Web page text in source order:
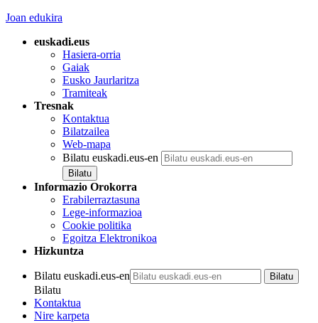
Joan edukira
euskadi.eus
Hasiera-orria
Gaiak
Eusko Jaurlaritza
Tramiteak
Tresnak
Kontaktua
Bilatzailea
Web-mapa
Bilatu euskadi.eus-en
Informazio Orokorra
Erabilerraztasuna
Lege-informazioa
Cookie politika
Egoitza Elektronikoa
Hizkuntza
Bilatu euskadi.eus-en
Bilatu
Kontaktua
Nire karpeta